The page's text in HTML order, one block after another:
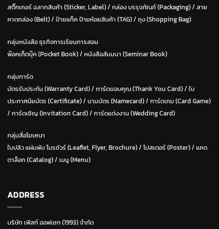
สติ๊กเกอร์ ฉลากสินค้า (Sticker, Label)/ กล่อง บรรุจภัณฑ์ (Packaging)/ สาย
คาดกล่อง (Belt)/ ป้ายแท็ค ป้ายห้อยสินค้า (TAG)/ ถุง (Shopping Bag)
กลุ่มหนังสือ ธุรกิจการเรียนการสอน
พ๊อคเก็ตบุ๊ค (Pocket Book)/ หนังสือสัมมนา (Seminar Book)
กลุ่มการ์ด
บัตรรับประกัน (Warranty Card)/ การ์ดขอบคุณ (Thank You Card)/ ใบ
ประกาศนียบัตร (Certificate)/ นามบัตร (Namecard)/ การ์ดเกม (Card Game)
/ การ์ดเชิญ (Invitation Card)/ การ์ดแต่งงาน (Wedding Card)
กลุ่มสื่อโฆษณา
ใบปลิว แผ่นพับ โบรชัวร์ (Leaflet, Flyer, Brochure)/ โปสเตอร์ (Poster) / แคต
ตาล็อก (Catalog)/ เมนู (Menu)
ADDRESS
บริษัท เฟิสท์ ออฟเซท (1993) จำกัด